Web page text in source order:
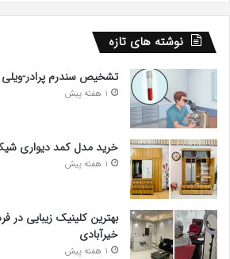
نوشته های تازه
تشخیص سندرم پرادر-
1 هفته پیش
خرید مدل کمد دیواری
1 هفته پیش
بهترین کلینیک زیبایی در
خیرآبادی
1 هفته پیش